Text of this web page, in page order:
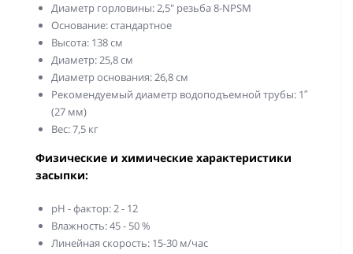
Диаметр горловины: 2,5" резьба 8-NPSM
Основание: стандартное
Высота: 138 см
Диаметр: 25,8 см
Диаметр основания: 26,8 см
Рекомендуемый диаметр водоподъемной трубы: 1″
(27 мм)
Вес: 7,5 кг
Физические и химические характеристики
засыпки:
pH - фактор: 2 - 12
Влажность: 45 - 50 %
Линейная скорость: 15-30 м/час